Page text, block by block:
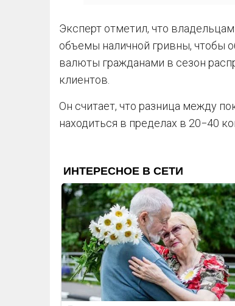
Эксперт отметил, что
объемы наличной гривны, чтобы
валюты гражданами в сезон
клиентов.
Он считает, что разница между
находиться в пределах в 20−40